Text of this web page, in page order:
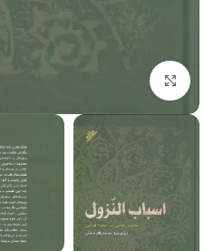
برای بزرگنمایی کلیک کنید